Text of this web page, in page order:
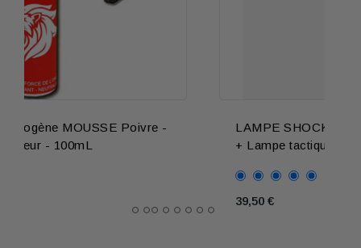
LAMPE SHOCKER : Taser 10.000.000 v
+ Lampe tactique